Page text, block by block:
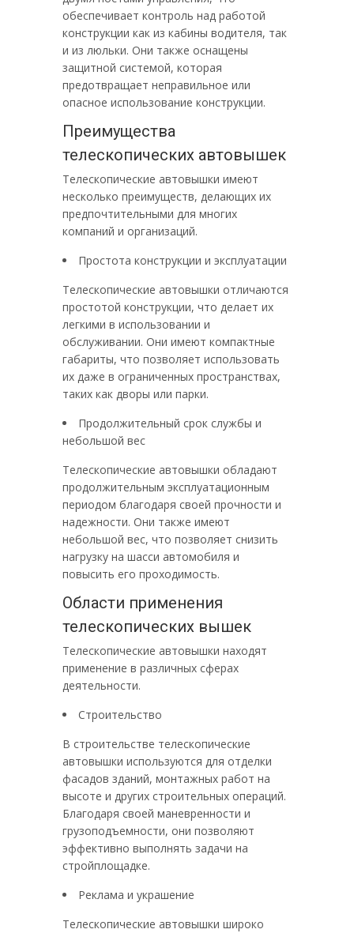
обеспечивает контроль над работой
конструкции как из кабины водителя, так
и из люльки. Они также оснащены
защитной системой, которая
предотвращает неправильное или
опасное использование конструкции.
Преимущества
телескопических автовышек
Телескопические автовышки имеют
несколько преимуществ, делающих их
предпочтительными для многих
компаний и организаций.
Простота конструкции и эксплуатации
Телескопические автовышки отличаются
простотой конструкции, что делает их
легкими в использовании и
обслуживании. Они имеют компактные
габариты, что позволяет использовать
их даже в ограниченных пространствах,
таких как дворы или парки.
Продолжительный срок службы и
небольшой вес
Телескопические автовышки обладают
продолжительным эксплуатационным
периодом благодаря своей прочности и
надежности. Они также имеют
небольшой вес, что позволяет снизить
нагрузку на шасси автомобиля и
повысить его проходимость.
Области применения
телескопических вышек
Телескопические автовышки находят
применение в различных сферах
деятельности.
Строительство
В строительстве телескопические
автовышки используются для отделки
фасадов зданий, монтажных работ на
высоте и других строительных операций.
Благодаря своей маневренности и
грузоподъемности, они позволяют
эффективно выполнять задачи на
стройплощадке.
Реклама и украшение
Телескопические автовышки широко